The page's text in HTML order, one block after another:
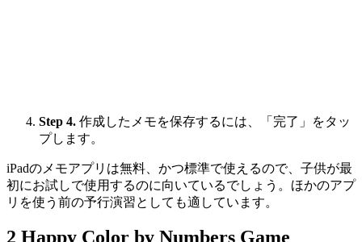
Step 4. 作成したメモを保存するには、「完了」をタッ
プします。
iPadのメモアプリは無料、かつ標準で使えるので、子供が最
初にお試しで使用するのに向いているでしょう。ほかのアプ
リを使う前の予行演習としても適しています。
2 Happy Color by Numbers Game